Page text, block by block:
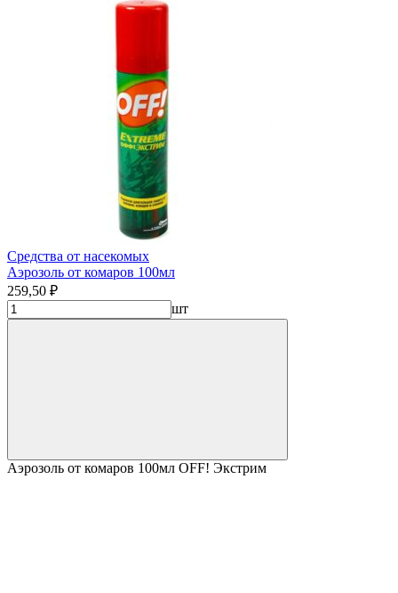
Средства от насекомых
Аэрозоль от комаров 100мл
259,50 ₽
шт
Аэрозоль от комаров 100мл OFF! Экстрим